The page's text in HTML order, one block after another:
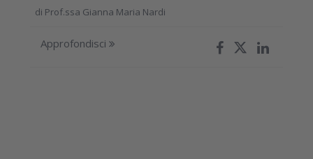
di Prof.ssa Gianna Maria Nardi
Approfondisci